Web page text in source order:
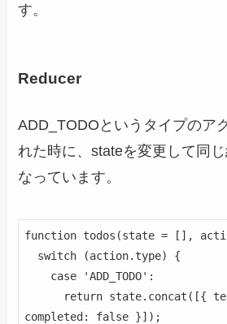
す。
Reducer
ADD_TODOというタイプのア
れた時に、stateを変更して同
なっています。
function todos(state = [],
completed: false }]);